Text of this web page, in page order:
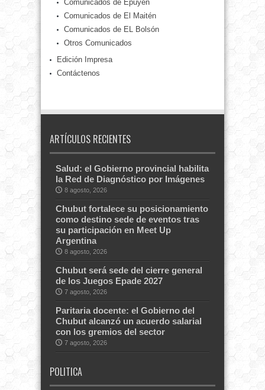
Comunicados de Epuyén
Comunicados de El Maitén
Comunicados de EL Bolsón
Otros Comunicados
Edición Impresa
Contáctenos
ARTÍCULOS RECIENTES
Salud: el Gobierno provincial habilita
la Red de Diagnóstico por Imágenes
8 agosto, 2026
Chubut fortalece su posicionamiento
como destino sede de eventos tras
su participación en Meet Up
Argentina
8 agosto, 2026
Chubut será sede del cierre general
de los Juegos Epade 2027
7 agosto, 2026
Paritaria docente: el Gobierno del
Chubut alcanzó un acuerdo salarial
con los gremios del sector
7 agosto, 2026
POLITICA